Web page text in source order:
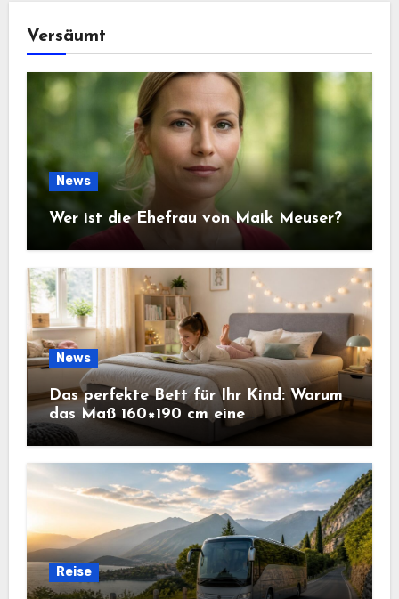
Versäumt
News
Wer ist die Ehefrau von Maik Meuser?
News
Das perfekte Bett für Ihr Kind: Warum
das Maß 160×190 cm eine
ausgezeichnete Wahl ist
Reise